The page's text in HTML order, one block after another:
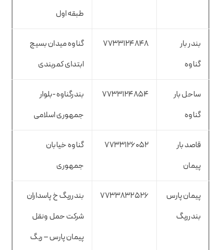
طبقه اول
بندر بار
گناوه
7733124848
گناوه میدان بسیج
ابتدای کمربندی
ساحل بار
گناوه
7733124854
بندرگناوه-بلوار
جمهوری اسلامی
قاصد بار
پیمان
7733126052
گناوه خیابان
جمهوری
پیمان پارس
بندرریگ
7733832526
بندرریگ خ پاسداران
شرکت حمل ونقل
پیمان پارس – ریگ